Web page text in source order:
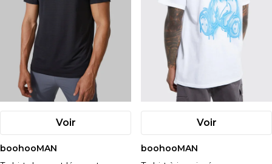
Voir
boohooMAN
Voir
boohooMAN